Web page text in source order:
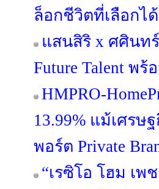
ล็อกชีวิตที่เลือกไ
แสนสิริ x ศศินท
Future Talent พ
HMPRO-
13.99% แม้เศร
พอร์ต Private
“เรซิโอ โฮม เ